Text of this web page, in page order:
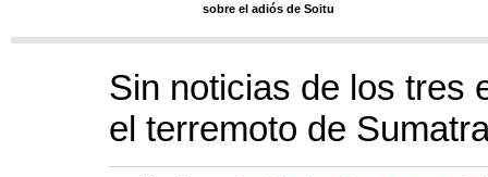
sobre el adiós de Soitu
Sin noticias de los tres
el terremoto de